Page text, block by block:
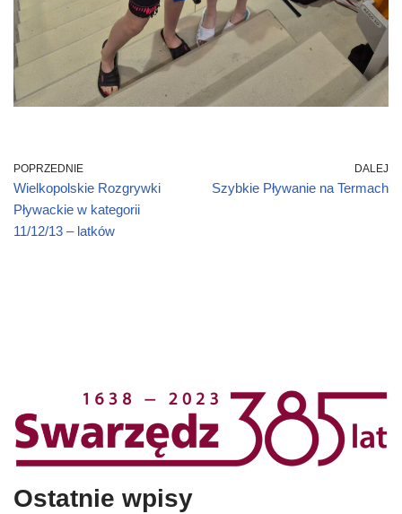
POPRZEDNIE
Wielkopolskie Rozgrywki
Pływackie w kategorii
11/12/13 – latków
DALEJ
Szybkie Pływanie na Termach
Ostatnie wpisy